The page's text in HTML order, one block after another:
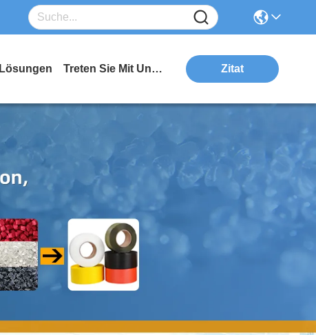
Lösungen Treten Sie Mit Uns In Verbindung Zitat